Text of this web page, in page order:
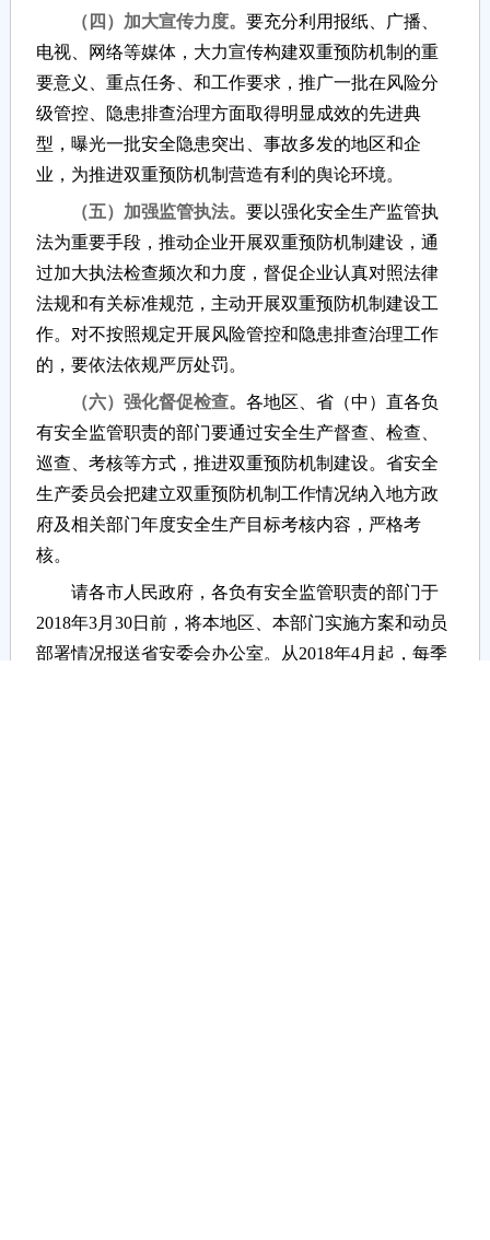
（四）加大宣传力度。 要充分利用报纸、广播、
电视、网络等媒体，大力宣传构建双重预防机制的重
要意义、重点任务、和工作要求，推广一批在风险分
级管控、隐患排查治理方面取得明显成效的先进典
型，曝光一批安全隐患突出、事故多发的地区和企
业，为推进双重预防机制营造有利的舆论环境。
（五）加强监管执法。 要以强化安全生产监管执
法为重要手段，推动企业开展双重预防机制建设，通
过加大执法检查频次和力度，督促企业认真对照法律
法规和有关标准规范，主动开展双重预防机制建设工
作。对不按照规定开展风险管控和隐患排查治理工作
的，要依法依规严厉处罚。
（六）强化督促检查。 各地区、省（中）直各负
有安全监管职责的部门要通过安全生产督查、检查、
巡查、考核等方式，推进双重预防机制建设。省安全
生产委员会把建立双重预防机制工作情况纳入地方政
府及相关部门年度安全生产目标考核内容，严格考
核。
请各市人民政府，各负有安全监管职责的部门于
2018年3月30日前，将本地区、本部门实施方案和动员
部署情况报送省安委会办公室。从2018年4月起，每季